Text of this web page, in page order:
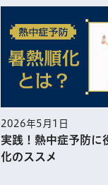
2026年5月1日
実践！熱中症予防に
化のススメ